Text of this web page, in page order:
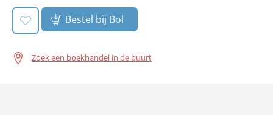
Verschijningsdatum:
04-10-2016
Bestel bij Bol
Zoek een boekhandel in de buurt